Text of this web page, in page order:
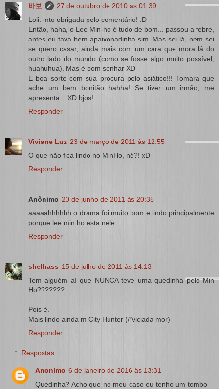
바보
27 de outubro de 2010 às 01:39
Loli: mto obrigada pelo comentário! :D
Então, haha, o Lee Min-ho é tudo de bom... passou a febre,
antes eu tava bem apaixonadinha sim. Mas sei lá, nem sei
se quero casar, ainda mais com um cara que mora lá do
outro lado do mundo (como se fosse algo muito possível,
huahuhua). Mas é bom sonhar XD
E boa sorte com sua procura pelo asiático!!! Tomara que
ache um bem bonitão hahha! Se tiver um irmão, me
apresenta... XD bjos!
Responder
Viviane Luz 23 de março de 2011 às 12:55
O que não fica lindo no MinHo, né?! xD
Responder
Anônimo 20 de junho de 2011 às 20:35
aaaaahhhhhh o drama foi muito bom e lindo principalmente
porque lee min ho esta nele
Responder
shelhass 15 de julho de 2011 às 14:13
Tem alguém aí que NUNCA teve uma quedinha pelo Min
Ho???????
Pois é.
Mais lindo ainda m City Hunter (/*viciada mor)
Responder
Respostas
Anonimo 6 de janeiro de 2016 às 13:31
Quedinha? Acho que no meu caso eu tenho um tombo